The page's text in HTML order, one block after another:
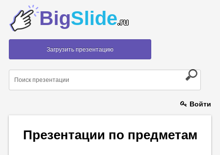
BigSlide.ru
Загрузить презентацию
Войти
Презентации по предметам